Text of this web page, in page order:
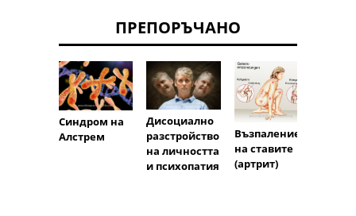
ПРЕПОРЪЧАНО
Синдром на
Алстрем
Дисоциално
разстройство
на личността
и психопатия
Възпаление
на ставите
(артрит)